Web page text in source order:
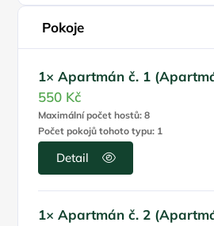
Pokoje
1× Apartmán č. 1
550 Kč
Maximální počet hostů: 8
Počet pokojů tohoto typu: 1
Detail
1× Apartmán č. 2